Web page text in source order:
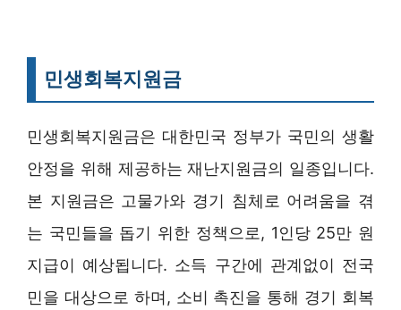
민생회복지원금
민생회복지원금은 대한민국 정부가 국민의 생활
안정을 위해 제공하는 재난지원금의 일종입니다.
본 지원금은 고물가와 경기 침체로 어려움을 겪
는 국민들을 돕기 위한 정책으로, 1인당 25만 원
지급이 예상됩니다. 소득 구간에 관계없이 전국
민을 대상으로 하며, 소비 촉진을 통해 경기 회복